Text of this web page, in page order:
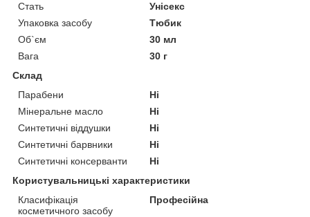
Стать
Унісекс
Упаковка засобу
Тюбик
Об`єм
30 мл
Вага
30 г
Склад
Парабени
Ні
Мінеральне масло
Ні
Синтетичні віддушки
Ні
Синтетичні барвники
Ні
Синтетичні консерванти
Ні
Користувальницькі характеристики
Класифікація
косметичного засобу
Професійна